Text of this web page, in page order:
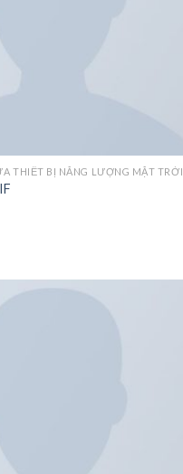
THIẾT BỊ NĂNG LƯỢNG MẶT TRỜI